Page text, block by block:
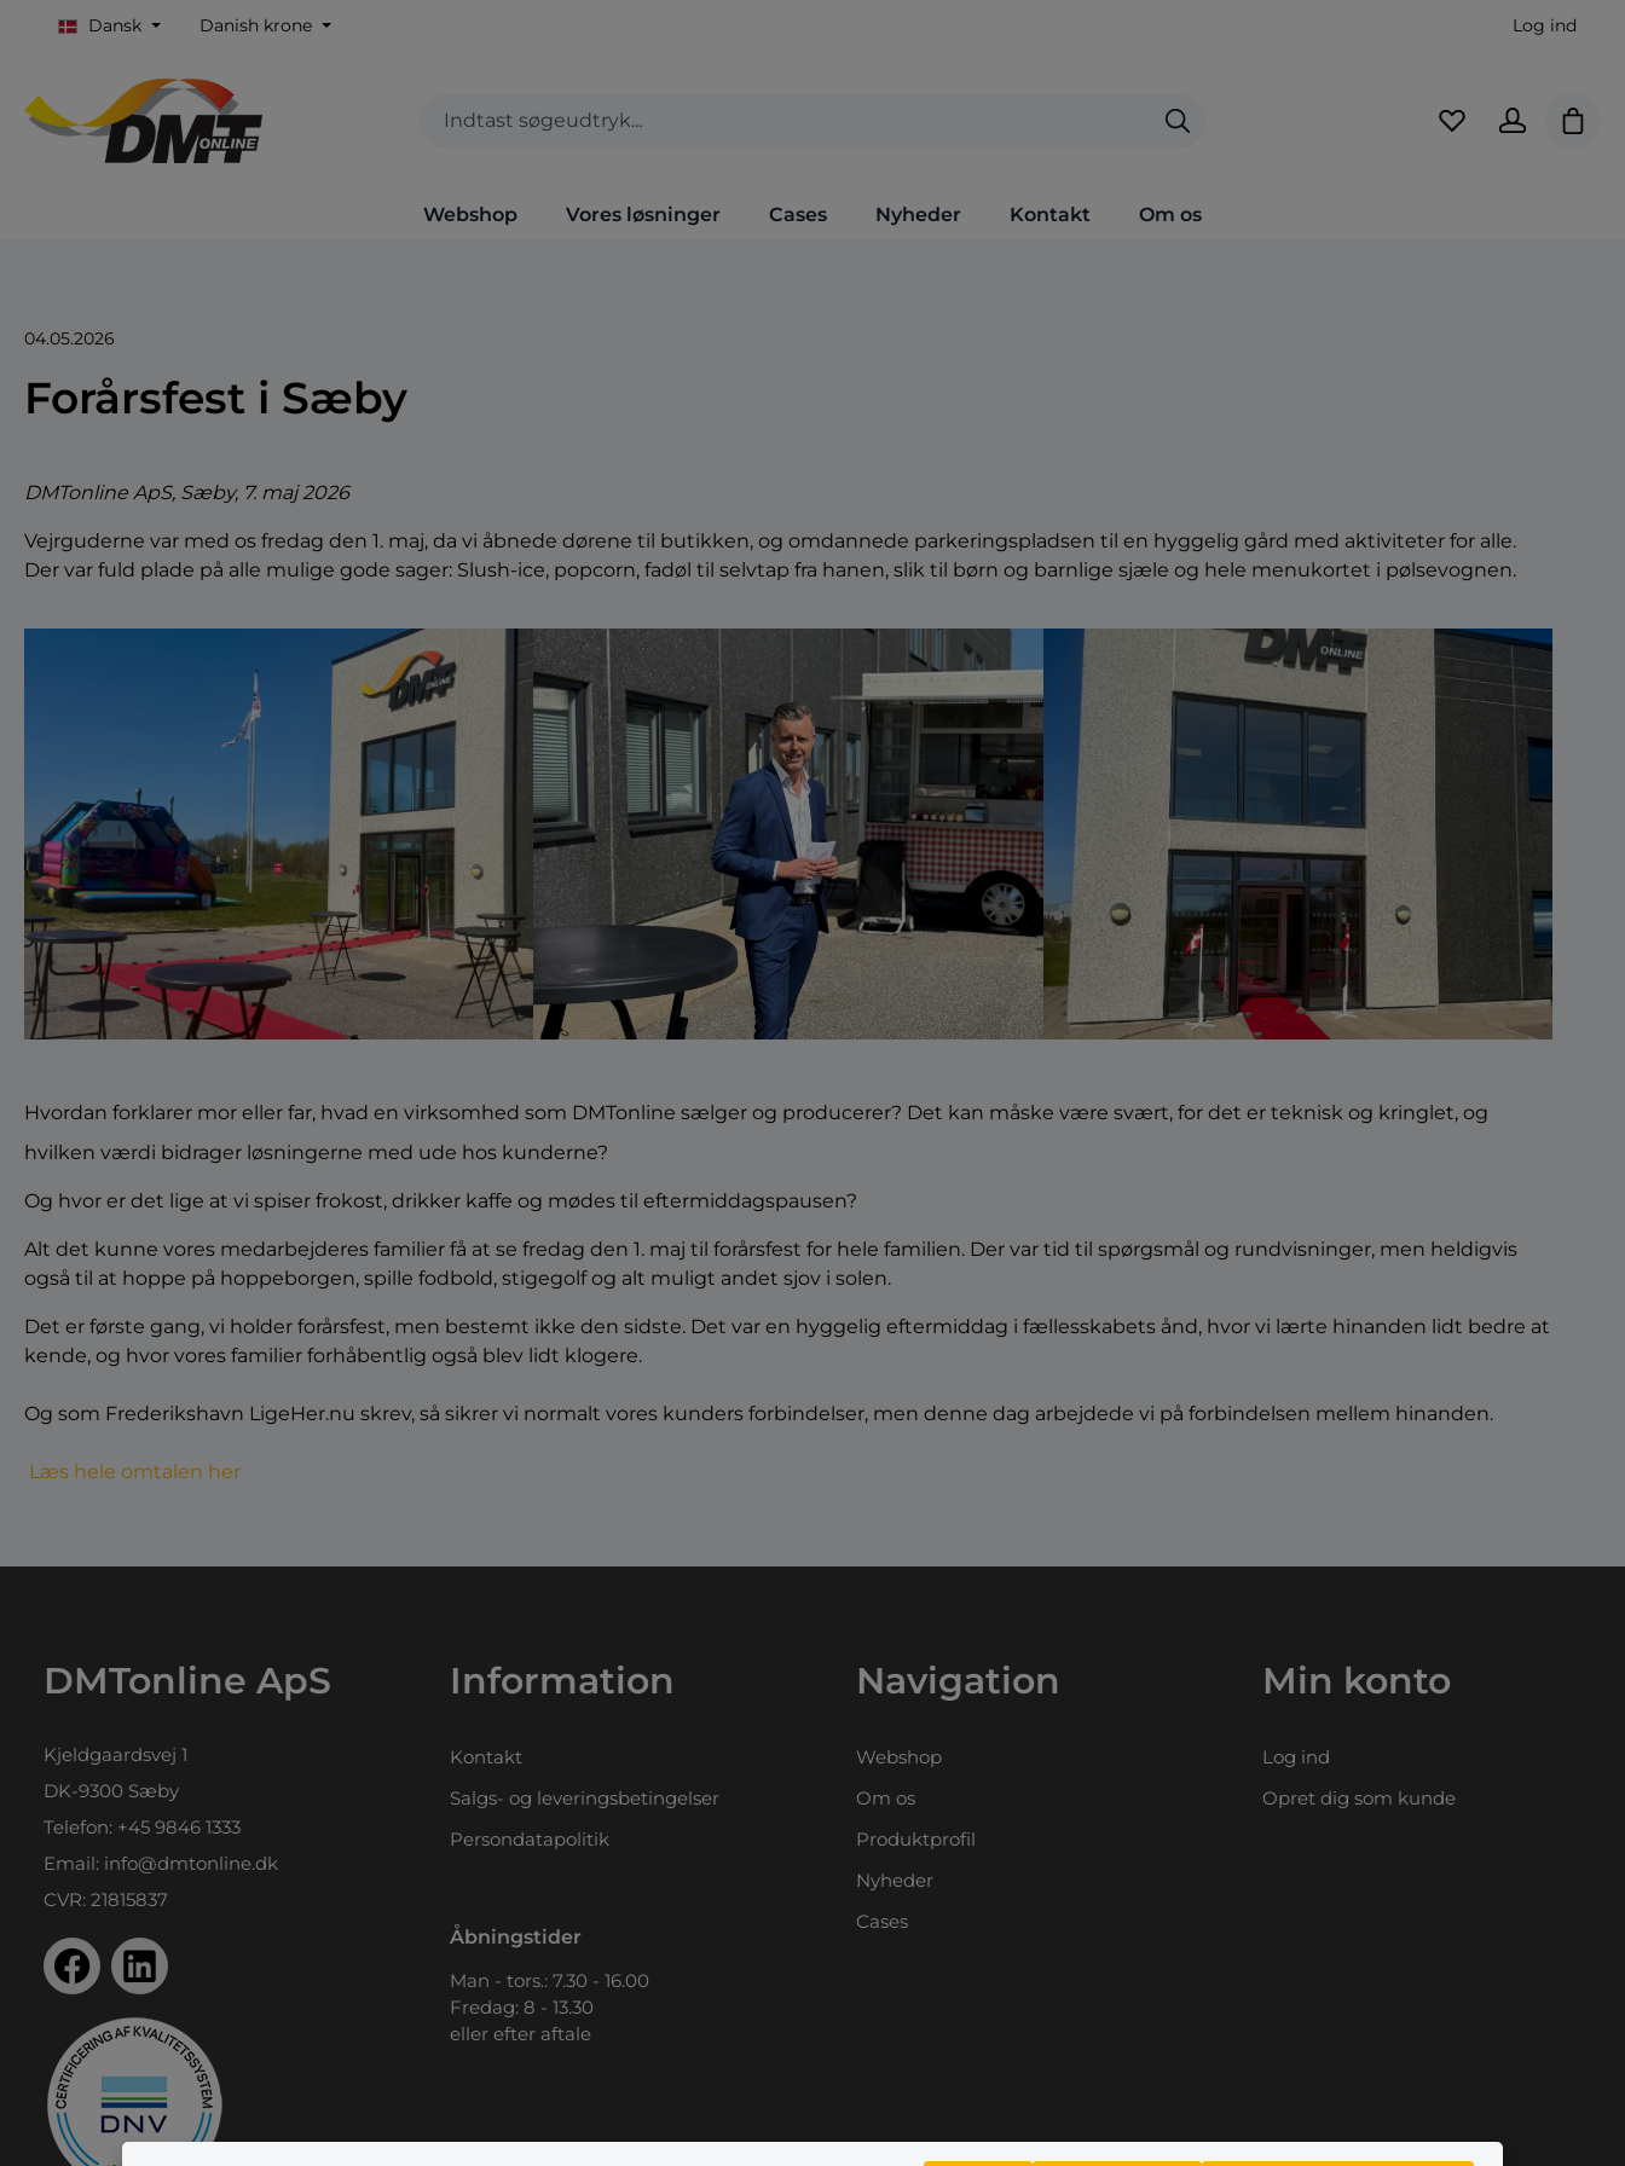
Log ind
Dansk Danish krone
Webshop Vores løsninger Cases Nyheder Kontakt Om os
04.05.2026
Forårsfest i Sæby
DMTonline ApS, Sæby, 7. maj 2026
Vejrguderne var med os fredag den 1. maj, da vi åbnede dørene til butikken, og omdannede parkeringspladsen til en hyggelig gård med aktiviteter for alle.
Der var fuld plade på alle mulige gode sager: Slush-ice, popcorn, fadøl til selvtap fra hanen, slik til børn og barnlige sjæle og hele menukortet i pølsevognen.
Hvordan forklarer mor eller far, hvad en virksomhed som DMTonline sælger og producerer? Det kan måske være svært, for det er teknisk og kringlet, og
hvilken værdi bidrager løsningerne med ude hos kunderne?
Og hvor er det lige at vi spiser frokost, drikker kaffe og mødes til eftermiddagspausen?
Alt det kunne vores medarbejderes familier få at se fredag den 1. maj til forårsfest for hele familien. Der var tid til spørgsmål og rundvisninger, men heldigvis
også til at hoppe på hoppeborgen, spille fodbold, stigegolf og alt muligt andet sjov i solen.
Det er første gang, vi holder forårsfest, men bestemt ikke den sidste. Det var en hyggelig eftermiddag i fællesskabets ånd, hvor vi lærte hinanden lidt bedre at
kende, og hvor vores familier forhåbentlig også blev lidt klogere.
Og som Frederikshavn LigeHer.nu skrev, så sikrer vi normalt vores kunders forbindelser, men denne dag arbejdede vi på forbindelsen mellem hinanden.
Læs hele omtalen her
DMTonline ApS
Kjeldgaardsvej 1
DK-9300 Sæby
Telefon: +45 9846 1333
Email: info@dmtonline.dk
CVR: 21815837
Information
Kontakt
Salgs- og leveringsbetingelser
Persondatapolitik
Åbningstider
Man - tors.: 7.30 - 16.00
Fredag: 8 - 13.30
eller efter aftale
Navigation
Webshop
Om os
Produktprofil
Nyheder
Cases
Min konto
Log ind
Opret dig som kunde